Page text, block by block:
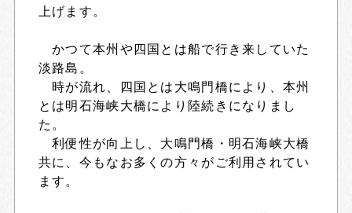
上げます。
かつて本州や四国とは船で行き来していた
淡路島。
時が流れ、四国とは大鳴門橋により、本州
とは明石海峡大橋により陸続きになりまし
た。
利便性が向上し、大鳴門橋・明石海峡大橋
共に、今もなお多くの方々がご利用されてい
ます。